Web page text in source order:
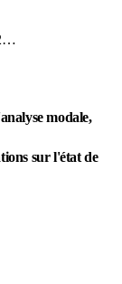
Sortie de DewesoftX 2021.2
modale,
sur l'état de